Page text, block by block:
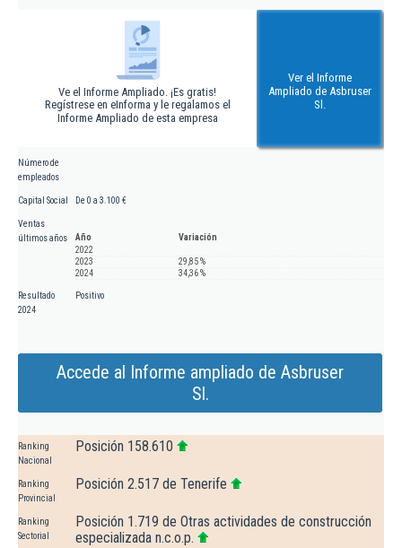
Ve el Informe Ampliado. ¡Es gratis!
Regístrese en eInforma y le regalamos el
Informe Ampliado de esta empresa
Ver el Informe
Ampliado de Asbruser
Sl.
Número de
empleados
Capital Social De 0 a 3.100 €
Ventas
últimos años
Año
Variación
2022
2023
29,85 %
2024
34,36 %
Resultado
2024
Positivo
Accede al Informe ampliado de Asbruser
Sl.
Ranking
Nacional
Posición 158.610
Ranking
Provincial
Posición 2.517 de Tenerife
Ranking
Sectorial
Posición 1.719 de Otras actividades de construcción
especializada n.c.o.p.